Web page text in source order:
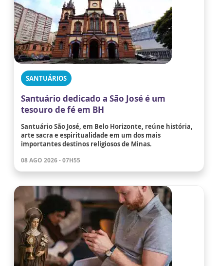
SANTUÁRIOS
Santuário dedicado a São José é um
tesouro de fé em BH
Santuário São José, em Belo Horizonte, reúne história,
arte sacra e espiritualidade em um dos mais
importantes destinos religiosos de Minas.
08 AGO 2026 - 07H55